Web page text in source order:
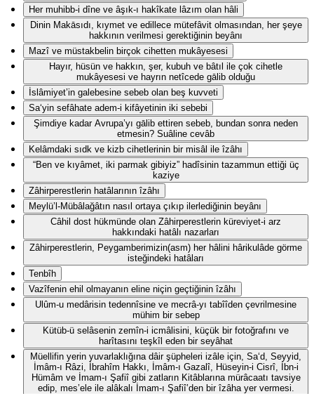
Her muhibb-i dîne ve âşık-ı hakîkate lâzım olan hâli
Dinin Makāsıdı, kıymet ve edillece mütefâvit olmasından, her şeye
hakkının verilmesi gerektiğinin beyânı
Mazî ve müstakbelin birçok cihetten mukâyesesi
Hayır, hüsün ve hakkın, şer, kubuh ve bâtıl ile çok cihetle
mukâyesesi ve hayrın netîcede gālib olduğu
İslâmiyet’in galebesine sebeb olan beş kuvveti
Sa‘yin sefâhate adem-i kifâyetinin iki sebebi
Şimdiye kadar Avrupa’yı gālib ettiren sebeb, bundan sonra neden
etmesin? Suâline cevâb
Kelâmdaki sıdk ve kizb cihetlerinin bir misâl ile îzâhı
“Ben ve kıyâmet, iki parmak gibiyiz” hadîsinin tazammun ettiği üç
kaziye
Zâhirperestlerin hatâlarının îzâhı
Meylü’l-Mübâlağâtın nasıl ortaya çıkıp ilerlediğinin beyânı
Câhil dost hükmünde olan Zâhirperestlerin küreviyet-i arz
hakkındaki hatâlı nazarları
Zâhirperestlerin, Peygamberimizin(asm) her hâlini hârikulâde görme
isteğindeki hatâları
Tenbîh
Vazîfenin ehil olmayanın eline niçin geçtiğinin îzâhı
Ulûm-u medârisin tedennîsine ve mecrâ-yı tabîîden çevrilmesine
mühim bir sebep
Kütüb-ü selâsenin zemîn-i icmâlisini, küçük bir fotoğrafını ve
harîtasını teşkîl eden bir seyâhat
Müellifin yerin yuvarlaklığına dâir şüpheleri izâle için, Sa‘d, Seyyid,
İmâm-ı Râzi, İbrahîm Hakkı, İmâm-ı Gazalî, Hüseyin-i Cisrî, İbn-i
Hümâm ve İmam-ı Şafiî gibi zatların Kitâblarına mürâcaatı tavsiye
edip, mes’ele ile alâkalı İmam-ı Şafiî’den bir îzâha yer vermesi.